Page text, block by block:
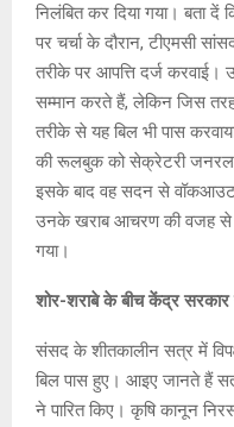
निलंबित कर दिया गया। बता
पर चर्चा के दौरान, टीएमसी
तरीके पर आपत्ति दर्ज करवाई।
सम्मान करते हैं, लेकिन जिस
तरीके से यह बिल भी पास
की रूलबुक को सेक्रेटरी जनरल
इसके बाद वह सदन से
उनके खराब आचरण की वजह से
गया।
शोर-शराबे के बीच केंद्र सरकार
संसद के शीतकालीन सत्र में
बिल पास हुए। आइए जानते हैं
ने पारित किए। कृषि कानून